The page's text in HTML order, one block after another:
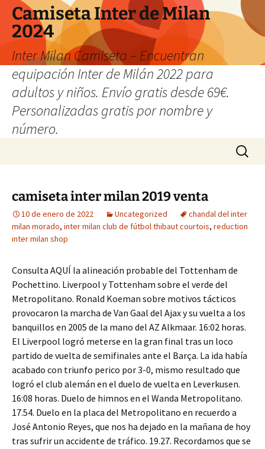
Camiseta Inter de Milan
2024
Inter Milan Camiseta – Encuentran
equipación Inter de Milán 2022 para
adultos y niños. Envío gratis desde 69€.
Personalizadas gratis por nombre y
número.
Buscar:
camiseta inter milan 2019 venta
10 de enero de 2022 Uncategorized
chandal del inter
milan morado, inter milan club de fútbol thibaut courtois, reduction
inter milan shop
Consulta AQUÍ la alineación probable del Tottenham de
Pochettino. Liverpool y Tottenham sobre el verde del
Metropolitano. Ronald Koeman sobre motivos tácticos
provocaron la marcha de Van Gaal del Ajax y su vuelta a los
banquillos en 2005 de la mano del AZ Alkmaar. 16:02 horas.
El Liverpool logró meterse en la gran final tras un loco
partido de vuelta de semifinales ante el Barça. La ida había
acabado con triunfo perico por 3-0, mismo resultado que
logró el club alemán en el duelo de vuelta en Leverkusen.
16:08 horas. Duelo de himnos en el Wanda Metropolitano.
17.54. Duelo en la placa del Metropolitano en recuerdo a
José Antonio Reyes, que nos ha dejado en la mañana de hoy
tras sufrir un accidente de tráfico. 19.27. Recordamos que se